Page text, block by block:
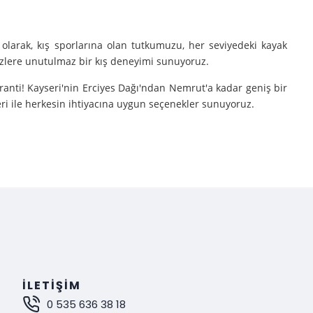
kış sporlarına olan tutkumuzu, her seviyedeki kayak
unutulmaz bir kış deneyimi sunuyoruz.
Kayseri'nin Erciyes Dağı'ndan Nemrut'a kadar geniş bir
ile herkesin ihtiyacına uygun seçenekler sunuyoruz.
çıkarıyoruz.
bir deneyim sunuyoruz.
İLETIŞIM
0 535 636 38 18